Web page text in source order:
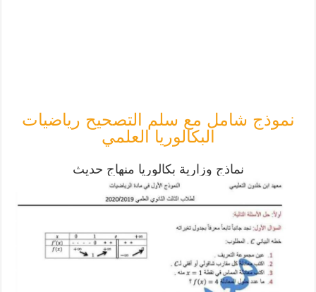
نموذج شامل مع سلم التصحيح رياضيات
البكالوريا العلمي
نماذج وزارية بكالوريا منهاج حديث